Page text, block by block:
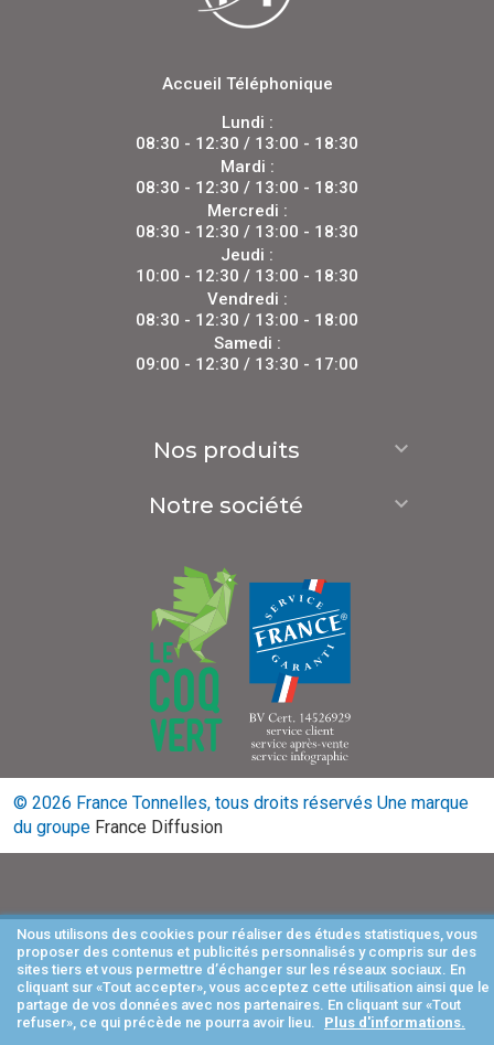
Nous utilisons des cookies pour réaliser des études statistiques, vous
proposer des contenus et publicités personnalisés y compris sur des
sites tiers et vous permettre d’échanger sur les réseaux sociaux. En
cliquant sur «Tout accepter», vous acceptez cette utilisation ainsi que le
partage de vos données avec nos partenaires. En cliquant sur «Tout
refuser», ce qui précède ne pourra avoir lieu.
Plus d'informations.
Accueil Téléphonique
Lundi :
08:30 - 12:30 / 13:00 - 18:30
Mardi :
08:30 - 12:30 / 13:00 - 18:30
Mercredi :
08:30 - 12:30 / 13:00 - 18:30
Jeudi :
10:00 - 12:30 / 13:00 - 18:30
Vendredi :
08:30 - 12:30 / 13:00 - 18:00
Samedi :
09:00 - 12:30 / 13:30 - 17:00
Nos produits 
Notre société 
© 2026 France Tonnelles, tous droits réservés Une marque
du groupe France Diffusion